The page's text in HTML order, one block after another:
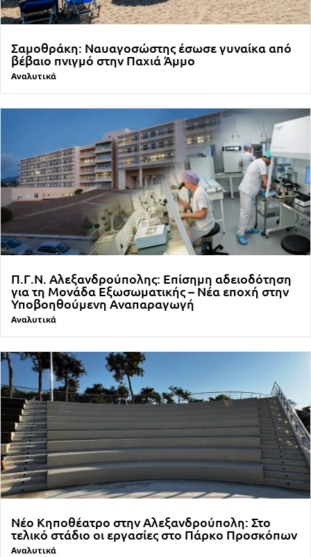
Σαμοθράκη: Ναυαγοσώστης έσωσε γυναίκα από
βέβαιο πνιγμό στην Παχιά Άμμο
Αναλυτικά
Π.Γ.Ν. Αλεξανδρούπολης: Επίσημη αδειοδότηση
για τη Μονάδα Εξωσωματικής – Νέα εποχή στην
Υποβοηθούμενη Αναπαραγωγή
Αναλυτικά
Νέο Κηποθέατρο στην Αλεξανδρούπολη: Στο
τελικό στάδιο οι εργασίες στο Πάρκο Προσκόπων
Αναλυτικά